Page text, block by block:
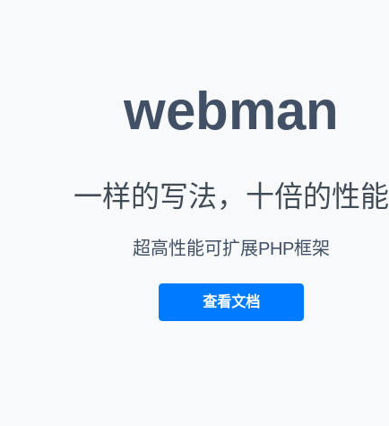
webman
一样的写法，十倍的性能
超高性能可扩展PHP框架
查看文档